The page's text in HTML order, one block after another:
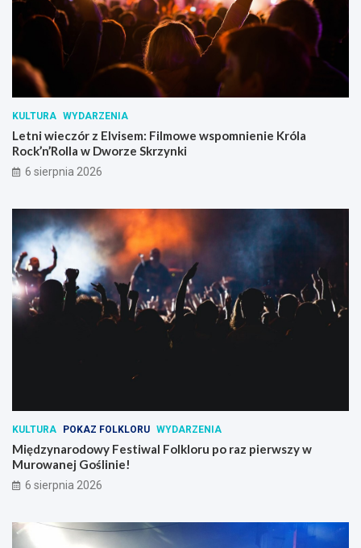
KULTURA WYDARZENIA
Letni wieczór z Elvisem: Filmowe wspomnienie Króla
Rock’n’Rolla w Dworze Skrzynki
6 sierpnia 2026
KULTURA POKAZ FOLKLORU WYDARZENIA
Międzynarodowy Festiwal Folkloru po raz pierwszy w
Murowanej Goślinie!
6 sierpnia 2026